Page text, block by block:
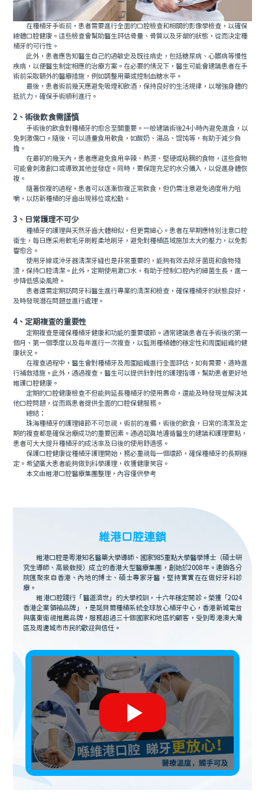
在種植牙手術前，患者需要進行全面的口腔檢查和相關的影像學檢查，以確保
總體口腔健康。這些檢查會幫助醫生評估骨量、骨質以及牙龈的狀態，從而決定種
植牙的可行性。
此外，患者應告知醫生自己的過敏史及既往病史，包括糖尿病、心髒病等慢性
疾病，以便醫生制定相應的治療方案。在必要的情況下，醫生可能會建議患者在手
術前采取額外的醫療措施，例如調整用藥或控制血糖水平。
最後，患者術前幾天應避免吸煙和飲酒，保持良好的生活規律，以增強身體的
抵抗力，確保手術順利進行。
2、術後飲食需謹慎
手術後的飲食對種植牙的愈合至關重要。一般建議術後24小時內避免進食，以
免刺激傷口。隨後，可以適量食用軟食，如酸奶、湯品、馄饨等，有助于減少負
擔。
在最初的幾天內，患者應避免食用辛辣、熱燙、堅硬或粘稠的食物，這些食物
可能會刺激創口或導致其他並發症。同時，要保證充足的水分攝入，以促進身體恢
複。
隨著恢複的過程，患者可以逐漸恢複正常飲食，但仍需注意避免過度用力咀
嚼，以防新種植的牙齒出現移位或松動。
3、日常護理不可少
種植牙的護理與天然牙齒大體相似，但更需細心。患者在早期應特別注意口腔
衛生，每日應采用軟毛牙刷輕柔地刷牙，避免對種植區域施加太大的壓力，以免影
響愈合。
使用牙線或沖牙器清潔牙縫也是非常重要的，能夠有效去除牙菌斑和食物殘
渣，保持口腔清潔。此外，定期使用漱口水，有助于控制口腔內的細菌生長，進一
步降低感染風險。
患者還需定期訪問牙科醫生進行專業的清潔和檢查，確保種植牙的狀態良好，
及時發現潛在問題並進行處理。
4、定期複查的重要性
定期複查是確保種植牙健康和功能的重要環節。通常建議患者在手術後的第一
個月、第一個季度以及每年進行一次複查，以監測種植體的穩定性和周圍組織的健
康狀況。
在複查過程中，醫生會對種植牙及周圍組織進行全面評估，如有需要，適時進
行補救措施。此外，通過複查，醫生可以提供針對性的護理指導，幫助患者更好地
維護口腔健康。
定期的口腔健康檢查不但能夠延長種植牙的使用壽命，還能及時發現並解決其
他口腔問題，從而爲患者提供全面的口腔保健服務。
總結：
珠海種植牙的護理細節不可忽視，術前的准備，術後的飲食，日常的清潔及定
期的複查都是確保治療成功的重要因素。通過認真地遵循醫生的建議和護理要點，
患者可大大提升種植牙的成活率及日後的使用舒適感。
保護口腔健康從種植牙護理開始，務必重視每一個環節，確保種植牙的長期穩
定。希望廣大患者能夠做到科學護理，收獲健康笑容。
本文由維港口腔醫療集團整理，內容僅供參考
維港口腔連鎖
維港口腔是粵港知名醫藥大學導師、國家985重點大學醫學博士（碩士研
究生導師、高級教授）成立的香港大型醫療集團，創始於2008年。連鎖各分
院匯聚來自香港、內地的博士、碩士專家牙醫，堅持實實在在做好牙科診
療。
維港口腔踐行「醫道濟世」的大學校訓，十六年穩定開診。榮獲「2024
香港企業領袖品牌」，是諾貝爾種植系統全球放心植牙中心，香港新城電台
與廣東衛視推薦品牌，服務超過三十個國家和地區的顧客，受到粵港澳大灣
區及周邊城市市民的歡迎與信任。